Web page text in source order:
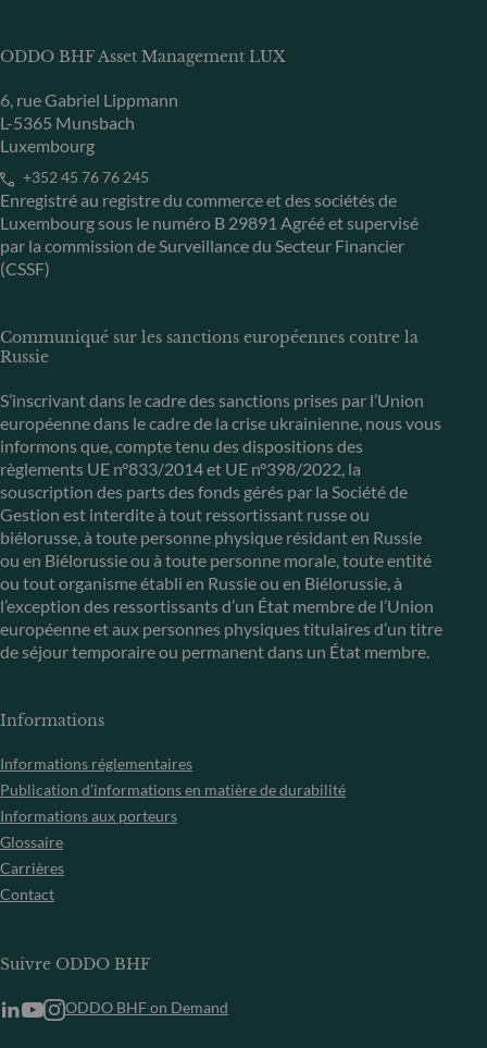
ODDO BHF Asset Management LUX
6, rue Gabriel Lippmann
L-5365 Munsbach
Luxembourg
+352 45 76 76 245
Enregistré au registre du commerce et des sociétés de
Luxembourg sous le numéro B 29891 Agréé et supervisé
par la commission de Surveillance du Secteur Financier
(CSSF)
Communiqué sur les sanctions européennes contre la
Russie
S’inscrivant dans le cadre des sanctions prises par l’Union
européenne dans le cadre de la crise ukrainienne, nous vous
informons que, compte tenu des dispositions des
règlements UE n°833/2014 et UE n°398/2022, la
souscription des parts des fonds gérés par la Société de
Gestion est interdite à tout ressortissant russe ou
biélorusse, à toute personne physique résidant en Russie
ou en Biélorussie ou à toute personne morale, toute entité
ou tout organisme établi en Russie ou en Biélorussie, à
l’exception des ressortissants d’un État membre de l’Union
européenne et aux personnes physiques titulaires d’un titre
de séjour temporaire ou permanent dans un État membre.
Informations
Informations réglementaires
Publication d’informations en matière de durabilité
Informations aux porteurs
Glossaire
Carrières
Contact
Suivre ODDO BHF
ODDO BHF on Demand